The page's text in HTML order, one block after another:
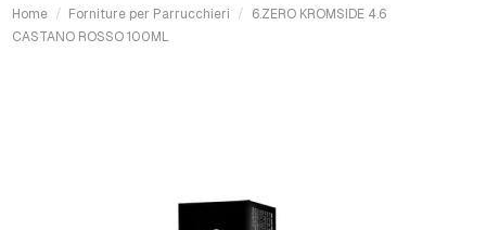
Home Forniture per Parrucchieri
6.ZERO KROMSIDE 4.6
CASTANO ROSSO 100ML